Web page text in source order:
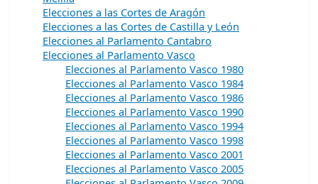
Elecciones a las Cortes de Aragón
Elecciones a las Cortes de Castilla y León
Elecciones al Parlamento Cantabro
Elecciones al Parlamento Vasco
Elecciones al Parlamento Vasco 1980
Elecciones al Parlamento Vasco 1984
Elecciones al Parlamento Vasco 1986
Elecciones al Parlamento Vasco 1990
Elecciones al Parlamento Vasco 1994
Elecciones al Parlamento Vasco 1998
Elecciones al Parlamento Vasco 2001
Elecciones al Parlamento Vasco 2005